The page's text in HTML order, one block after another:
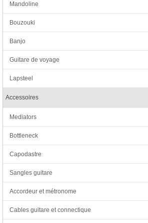
Mandoline
Bouzouki
Banjo
Guitare de voyage
Lapsteel
Accessoires
Mediators
Bottleneck
Capodastre
Sangles guitare
Accordeur et métronome
Cables guitare et connectique